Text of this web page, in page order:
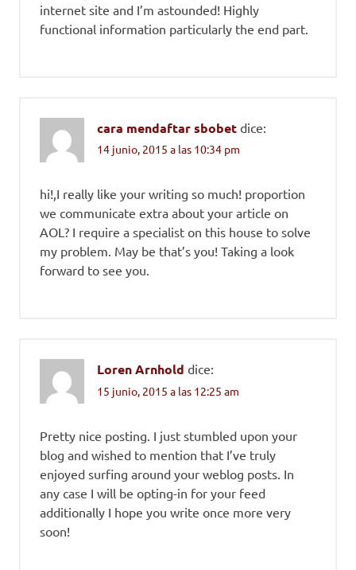
internet site and I’m astounded! Highly
functional information particularly the end part.
cara mendaftar sbobet dice:
14 junio, 2015 a las 10:34 pm
hi!,I really like your writing so much! proportion
we communicate extra about your article on
AOL? I require a specialist on this house to solve
my problem. May be that’s you! Taking a look
forward to see you.
Loren Arnhold dice:
15 junio, 2015 a las 12:25 am
Pretty nice posting. I just stumbled upon your
blog and wished to mention that I’ve truly
enjoyed surfing around your weblog posts. In
any case I will be opting-in for your feed
additionally I hope you write once more very
soon!